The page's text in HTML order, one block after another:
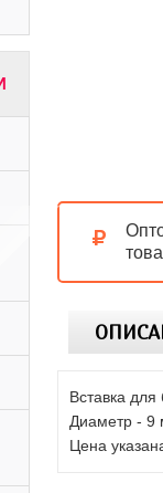
Вставка для
Диаметр - 9
Цена